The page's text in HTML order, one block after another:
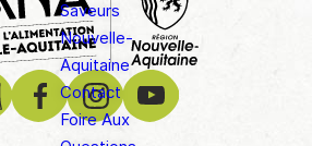
Saveurs
Nouvelle-
Aquitaine
Contact
Foire Aux